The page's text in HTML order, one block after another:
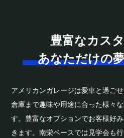
豊富なカス
あなただけの
アメリカンガレージは愛車と過ご
倉庫まで趣味や用途に合った様々
す。豊富なオプションでお客様好
きます。南栄ベースでは見学会も